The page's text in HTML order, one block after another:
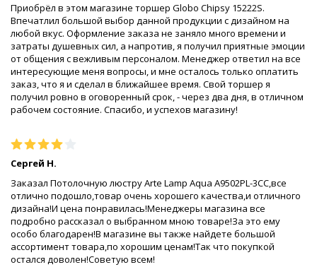
Приобрёл в этом магазине торшер Globo Chipsy 15222S.
Впечатлил большой выбор данной продукции с дизайном на
любой вкус. Оформление заказа не заняло много времени и
затраты душевных сил, а напротив, я получил приятные эмоции
от общения с вежливым персоналом. Менеджер ответил на все
интересующие меня вопросы, и мне осталось только оплатить
заказ, что я и сделал в ближайшее время. Свой торшер я
получил ровно в оговоренный срок, - через два дня, в отличном
рабочем состояние. Спасибо, и успехов магазину!
Сергей Н.
Заказал Потолочную люстру Arte Lamp Aqua A9502PL-3CC,все
отлично подошло,товар очень хорошего качества,и отличного
дизайна!И цена понравилась!Менеджеры магазина все
подробно рассказал о выбранном мною товаре!За это ему
особо благодарен!В магазине вы также найдете большой
ассортимент товара,по хорошим ценам!Так что покупкой
остался доволен!Советую всем!